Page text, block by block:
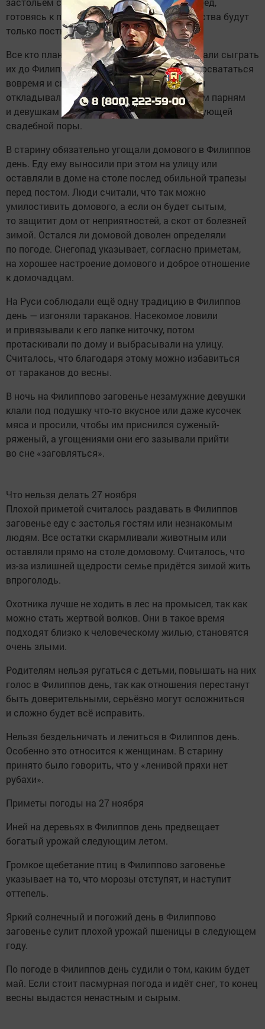
готовясь к посту. Потом на столе до Рождества будут
только постные блюда.
Все кто планировал свадьбы осенью, успевали сыграть
их до Филиппова дня. Если не получилось посвататься
вовремя и справить свадьбу, то все гулянья
откладывались до конца зимы. Незамужним парням
и девушкам только оставалось ждать следующей
свадебной поры.
В старину обязательно угощали домового в Филиппов
день. Еду ему выносили при этом на улицу или
оставляли в доме на столе послед обильной трапезы
перед постом. Люди считали, что так можно
умилостивить домового, а если он будет сытым,
то защитит дом от неприятностей, а скот от болезней
зимой. Остался ли домовой доволен определяли
по погоде. Снегопад указывает, согласно приметам,
на хорошее настроение домового и доброе отношение
к домочадцам.
На Руси соблюдали ещё одну традицию в Филиппов
день — изгоняли тараканов. Насекомое ловили
и привязывали к его лапке ниточку, потом
протаскивали по дому и выбрасывали на улицу.
Считалось, что благодаря этому можно избавиться
от тараканов до весны.
В ночь на Филиппово заговенье незамужние девушки
клали под подушку что-то вкусное или даже кусочек
мяса и просили, чтобы им приснился суженый-
ряженый, а угощениями они его зазывали прийти
во сне «заговляться».
Что нельзя делать 27 ноября
Плохой приметой считалось раздавать в Филиппов
заговенье еду с застолья гостям или незнакомым
людям. Все остатки скармливали животным или
оставляли прямо на столе домовому. Считалось, что
из-за излишней щедрости семье придётся зимой жить
впроголодь.
Охотника лучше не ходить в лес на промысел, так как
можно стать жертвой волков. Они в такое время
подходят близко к человеческому жилью, становятся
очень злыми.
Родителям нельзя ругаться с детьми, повышать на них
голос в Филиппов день, так как отношения перестанут
быть доверительными, серьёзно могут осложниться
и сложно будет всё исправить.
Нельзя бездельничать и лениться в Филиппов день.
Особенно это относится к женщинам. В старину
принято было говорить, что у «ленивой пряхи нет
рубахи».
Приметы погоды на 27 ноября
Иней на деревьях в Филиппов день предвещает
богатый урожай следующим летом.
Громкое щебетание птиц в Филиппово заговенье
указывает на то, что морозы отступят, и наступит
оттепель.
Яркий солнечный и погожий день в Филиппово
заговенье сулит плохой урожай пшеницы в следующем
году.
По погоде в Филиппов день судили о том, каким будет
май. Если стоит пасмурная погода и идёт снег, то конец
весны выдастся ненастным и сырым.